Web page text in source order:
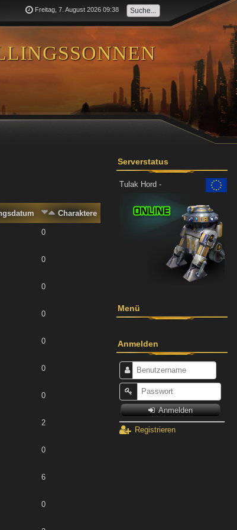
Freitag, 7. August 2026 09:38
Charaktere
0
0
0
0
0
0
0
2
0
6
0
Serverstatus
Tulak Hord -
Menü
Anmelden
Anmelden
Registrieren